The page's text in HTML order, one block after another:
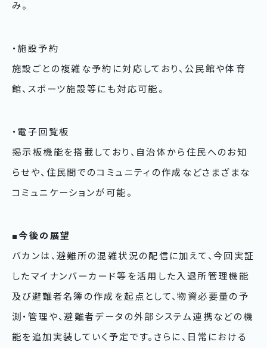
み。
・施設予約
施設ごとの複雑な予約に対応しており、公民館や体育
館、スポーツ施設等にも対応可能。
・電子回覧板
掲示板機能を搭載しており、自治体から住民へのお知
らせや、住民間でのコミュニティの作成などさまざまな
コミュニケーションが可能。
■今後の展望
バカンは、避難所の混雑状況の配信に加えて、今回実証
したマイナンバーカード等を活用した入退所管理機能
及び避難者名簿の作成を起点として、物資必要量の予
測・管理や、避難者データの外部システム連携などの機
能を追加実装していく予定です。さらに、日常における